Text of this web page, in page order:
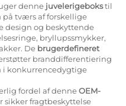
denne juvelerigebokstil
tværs af forskellige
design og beskyttende
bryllupssmykker,
De brugerdefineret
branddifferentiering
i konkurrencedygtige
fordel af denneOEM-
sikker fragtbeskyttelse